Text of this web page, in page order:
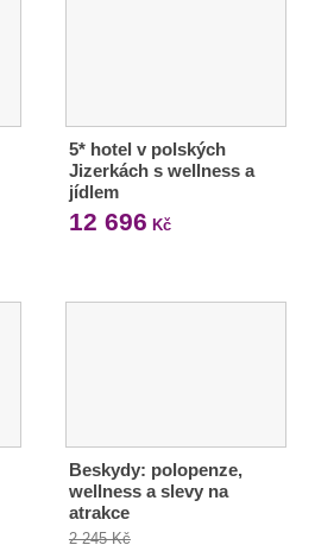
5* hotel v polských
Jizerkách s wellness a
jídlem
12 696 Kč
Beskydy: polopenze,
wellness a slevy na
atrakce
2 245 Kč